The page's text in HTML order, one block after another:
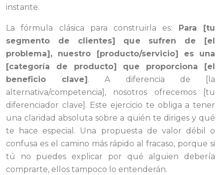
instante.
La fórmula clásica para construirla es:
Para [tu
segmento de clientes] que sufren de [el
problema], nuestro [producto/servicio] es una
[categoría de producto] que proporciona [el
beneficio clave] . A diferencia de [la
alternativa/competencia], nosotros ofrecemos [tu
diferenciador clave]. Este ejercicio te obliga a tener
una claridad absoluta sobre a quién te diriges y qué
te hace especial. Una propuesta de valor débil o
confusa es el camino más rápido al fracaso, porque si
tú no puedes explicar por qué alguien debería
comprarte, ellos tampoco lo entenderán.